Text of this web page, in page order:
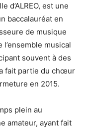
d’ALREO, est une
baccalauréat en
de musique
musical
souvent à des
fait partie du chœur
en 2015.
plein au
amateur, ayant fait